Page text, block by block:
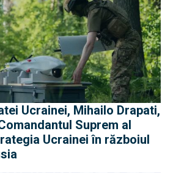
Ucrainei, Mihailo Drapati,
Suprem al
Ucrainei în războiul